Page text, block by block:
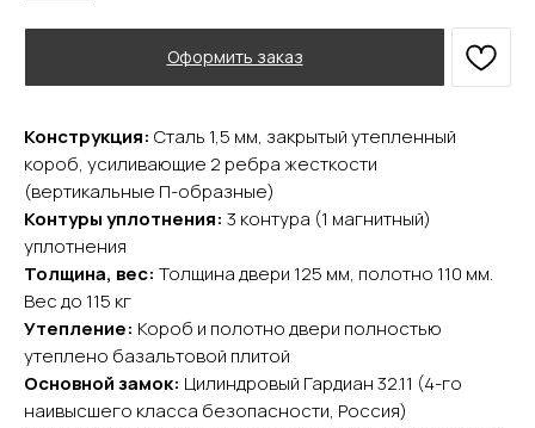
Оформить заказ
Конструкция: Сталь 1,5 мм, закрытый утепленный
короб, усиливающие 2 ребра жесткости
(вертикальные П-образные)
Контуры уплотнения: 3 контура (1 магнитный)
уплотнения
Толщина, вес: Толщина двери 125 мм, полотно 110 мм.
Вес до 115 кг
Утепление: Короб и полотно двери полностью
утеплено базальтовой плитой
Основной замок: Цилиндровый Гардиан 32.11 (4-го
наивысшего класса безопасности, Россия)
YURTA.DVERI
О компании
Доставка и оплата
Акции
Главная
Покупателям
ИП Яриш Ю.С.
ИНН 501105765500